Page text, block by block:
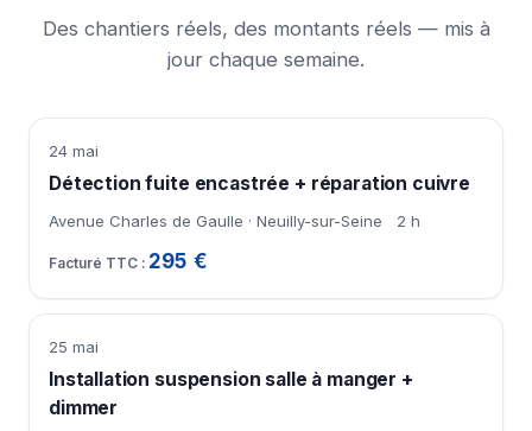
Des chantiers réels, des montants réels — mis à
jour chaque semaine.
24 mai
Détection fuite encastrée + réparation cuivre
Avenue Charles de Gaulle · Neuilly-sur-Seine 2 h
295 €
25 mai
Installation suspension salle à manger +
dimmer